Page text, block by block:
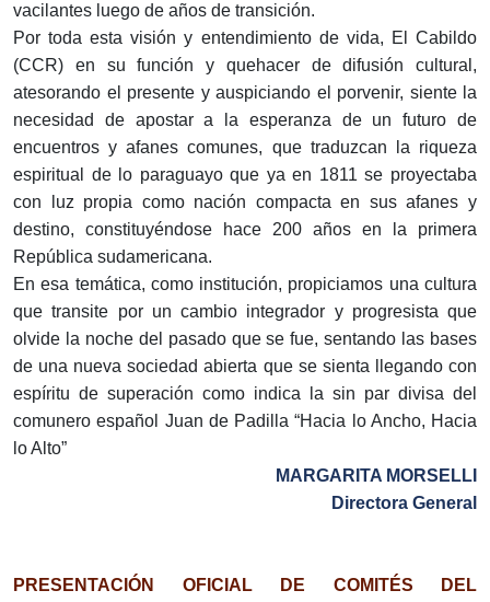
vacilantes luego de años de transición.
Por toda esta visión y entendimiento de vida, El Cabildo
(CCR) en su función y quehacer de difusión cultural,
atesorando el presente y auspiciando el porvenir, siente la
necesidad de apostar a la esperanza de un futuro de
encuentros y afanes comunes, que traduzcan la riqueza
espiritual de lo paraguayo que ya en 1811 se proyectaba
con luz propia como nación compacta en sus afanes y
destino, constituyéndose hace 200 años en la primera
República sudamericana.
En esa temática, como institución, propiciamos una cultura
que transite por un cambio integrador y progresista que
olvide la noche del pasado que se fue, sentando las bases
de una nueva sociedad abierta que se sienta llegando con
espíritu de superación como indica la sin par divisa del
comunero español Juan de Padilla “Hacia lo Ancho, Hacia
lo Alto”
MARGARITA MORSELLI
Directora General
PRESENTACIÓN OFICIAL DE COMITÉS DEL